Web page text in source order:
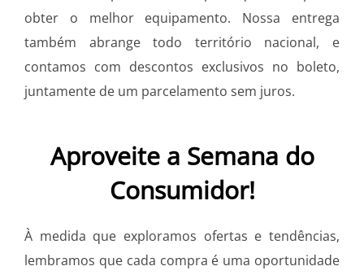
obter o melhor equipamento. Nossa entrega
também abrange todo território nacional, e
contamos com descontos exclusivos no boleto,
juntamente de um parcelamento sem juros.
Aproveite a Semana do
Consumidor!
À medida que exploramos ofertas e tendências,
lembramos que cada compra é uma oportunidade